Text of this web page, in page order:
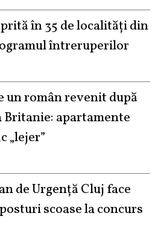
în 35 de localități din
întreruperilor
un român revenit după
Britanie: apartamente
„lejer”
de Urgență Cluj face
scoase la concurs